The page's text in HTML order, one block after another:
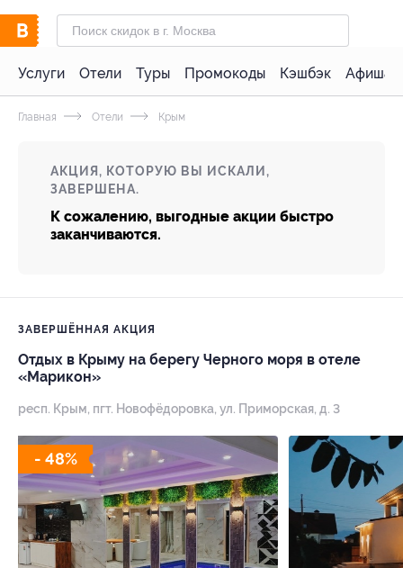
Услуги Отели Туры Промокоды Кэшбэк Афиша
Главная Отели Крым
АКЦИЯ, КОТОРУЮ ВЫ ИСКАЛИ,
ЗАВЕРШЕНА.
К сожалению, выгодные акции быстро
заканчиваются.
ЗАВЕРШЁННАЯ АКЦИЯ
Отдых в Крыму на берегу Черного моря в отеле
«Марикон»
респ. Крым, пгт. Новофёдоровка, ул. Приморская, д. 3
- 48%